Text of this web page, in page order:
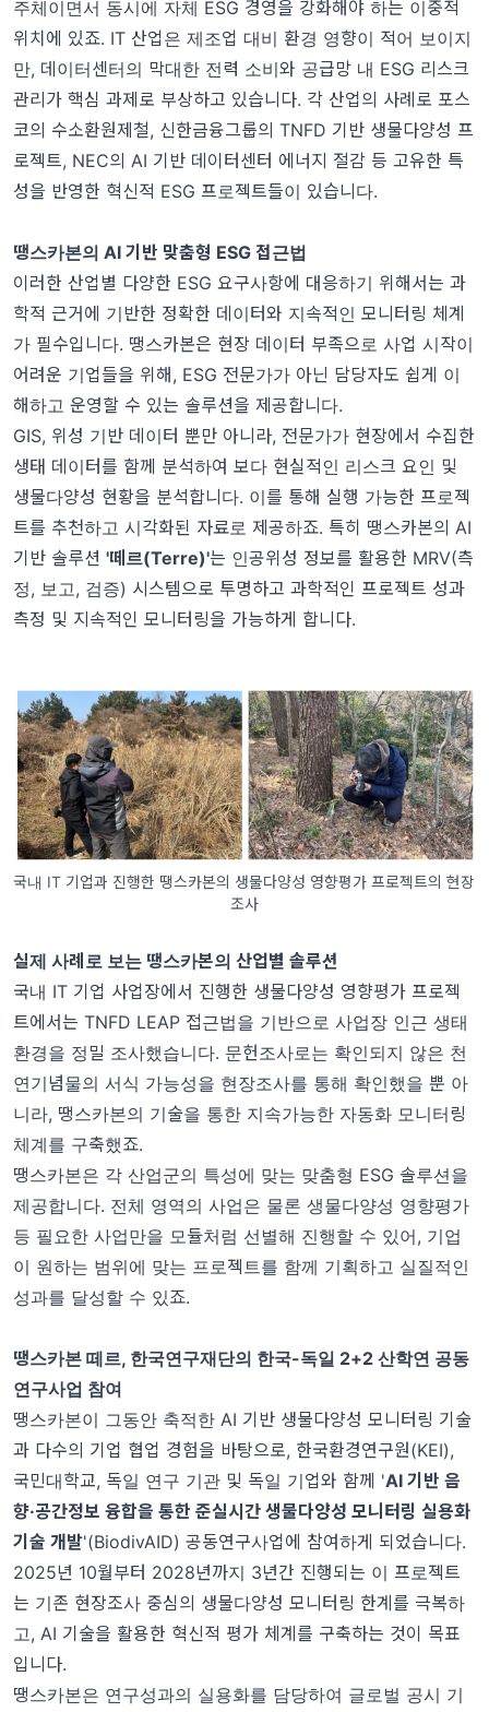
주체이면서 동시에 자체 ESG 경영을 강화해야 하는 이중적
위치에 있죠. IT 산업은 제조업 대비 환경 영향이 적어 보이지
만, 데이터센터의 막대한 전력 소비와 공급망 내 ESG 리스크
관리가 핵심 과제로 부상하고 있습니다. 각 산업의 사례로 포스
코의 수소환원제철, 신한금융그룹의 TNFD 기반 생물다양성 프
로젝트, NEC의 AI 기반 데이터센터 에너지 절감 등 고유한 특
성을 반영한 혁신적 ESG 프로젝트들이 있습니다.
땡스카본의 AI 기반 맞춤형 ESG 접근법
이러한 산업별 다양한 ESG 요구사항에 대응하기 위해서는 과
학적 근거에 기반한 정확한 데이터와 지속적인 모니터링 체계
가 필수입니다. 땡스카본은 현장 데이터 부족으로 사업 시작이
어려운 기업들을 위해, ESG 전문가가 아닌 담당자도 쉽게 이
해하고 운영할 수 있는 솔루션을 제공합니다.
GIS, 위성 기반 데이터 뿐만 아니라, 전문가가 현장에서 수집한
생태 데이터를 함께 분석하여 보다 현실적인 리스크 요인 및
생물다양성 현황을 분석합니다. 이를 통해 실행 가능한 프로젝
트를 추천하고 시각화된 자료로 제공하죠. 특히 땡스카본의 AI
기반 솔루션 '떼르(Terre)'는 인공위성 정보를 활용한 MRV(측
정, 보고, 검증) 시스템으로 투명하고 과학적인 프로젝트 성과
측정 및 지속적인 모니터링을 가능하게 합니다.
국내 IT 기업과 진행한 땡스카본의 생물다양성 영향평가 프로젝트의 현장
조사
실제 사례로 보는 땡스카본의 산업별 솔루션
국내 IT 기업 사업장에서 진행한 생물다양성 영향평가 프로젝
트에서는 TNFD LEAP 접근법을 기반으로 사업장 인근 생태
환경을 정밀 조사했습니다. 문헌조사로는 확인되지 않은 천
연기념물의 서식 가능성을 현장조사를 통해 확인했을 뿐 아
니라, 땡스카본의 기술을 통한 지속가능한 자동화 모니터링
체계를 구축했죠.
땡스카본은 각 산업군의 특성에 맞는 맞춤형 ESG 솔루션을
제공합니다. 전체 영역의 사업은 물론 생물다양성 영향평가
등 필요한 사업만을 모듈처럼 선별해 진행할 수 있어, 기업
이 원하는 범위에 맞는 프로젝트를 함께 기획하고 실질적인
성과를 달성할 수 있죠.
땡스카본 떼르, 한국연구재단의 한국-독일 2+2 산학연 공동
연구사업 참여
땡스카본이 그동안 축적한 AI 기반 생물다양성 모니터링 기술
과 다수의 기업 협업 경험을 바탕으로, 한국환경연구원(KEI),
국민대학교, 독일 연구 기관 및 독일 기업와 함께 'AI 기반 음
향·공간정보 융합을 통한 준실시간 생물다양성 모니터링 실용화
기술 개발'(BiodivAID) 공동연구사업에 참여하게 되었습니다.
2025년 10월부터 2028년까지 3년간 진행되는 이 프로젝트
는 기존 현장조사 중심의 생물다양성 모니터링 한계를 극복하
고, AI 기술을 활용한 혁신적 평가 체계를 구축하는 것이 목표
입니다.
땡스카본은 연구성과의 실용화를 담당하여 글로벌 공시 기